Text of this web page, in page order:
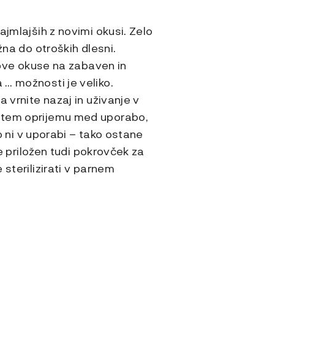
z novimi okusi. Zelo
do otroških dlesni.
okuse na zabaven in
… možnosti je veliko.
vrnite nazaj in uživanje v
oprijemu med uporabo,
v uporabi – tako ostane
priložen tudi pokrovček za
sterilizirati v parnem